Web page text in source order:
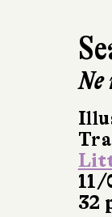
Ne
32